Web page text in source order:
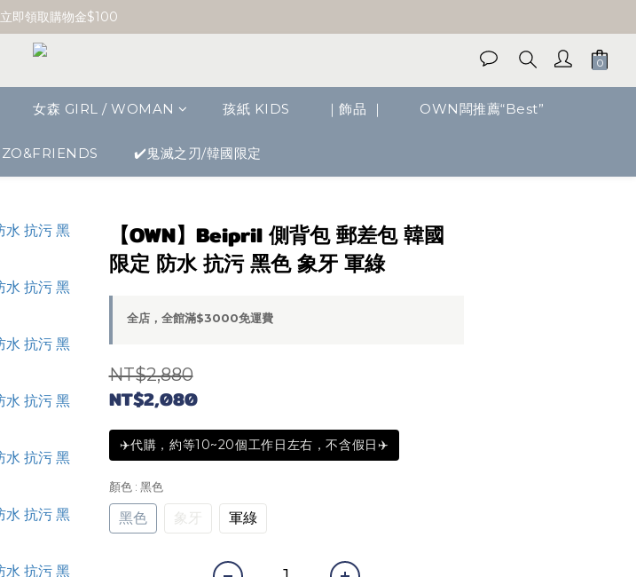
滿 $3000 即享免運
即領取購物金$100
滿 $3000 即享免運
女森 GIRL / WOMAN 孩紙 KIDS ｜飾品 ｜ OWN闆推薦“Best”
✔️鬼滅之刃/韓國限定
【OWN】Beipril 側背包 郵差包 韓國
限定 防水 抗污 黑色 象牙 軍綠
全店，全館滿$3000免運費
NT$2,880
NT$2,080
✈️代購，約等10~20個工作日左右，不含假日✈️
顏色 : 黑色
黑色 象牙 軍綠